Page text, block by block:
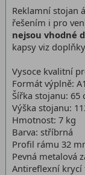
Reklamní stojan
řešením i pro
nejsou vhodné
kapsy viz
Vysoce kvalitní
Formát výplně:
Šířka stojanu: 65
Výška stojanu:
Hmotnost: 7 kg
Barva: stříbrná
Profil rámu 32
Pevná metalová
Antireflexní krycí